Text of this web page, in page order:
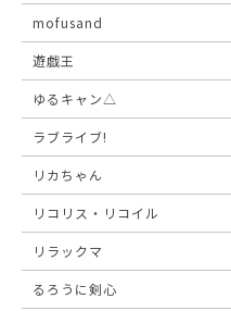
mofusand
遊戯王
ゆるキャン△
ラブライブ!
リカちゃん
リコリス・リコイル
リラックマ
るろうに剣心